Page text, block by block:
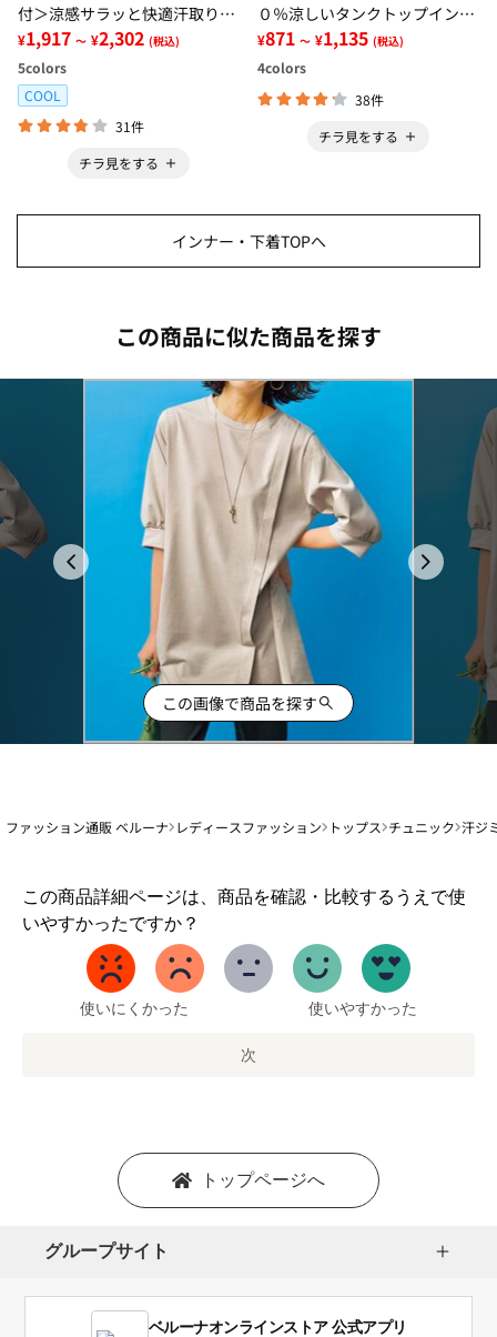
付＞涼感サラッと快適汗取りタ
ンクトップインナー＜さらりラ
ボ＞
¥1,917 ～ ¥2,302 (税込)
5colors
COOL
31件
チラ見をする
０％涼しいタンクトップインナ
ー＜さらりラボ＞
¥871 ～ ¥1,135 (税込)
4colors
38件
チラ見をする
インナー・下着TOPへ
この商品に似た商品を探す
この画像で商品を探す
ファッション通販 ベルーナ レディースファッション トップス チュニック 汗ジ
この商品詳細ページは、商品を確認・比較するうえで使
いやすかったですか？
1
か
使いにくかった 使いやすかった
次
トップページへ
グループサイト
ベルーナオンラインストア 公式アプリ